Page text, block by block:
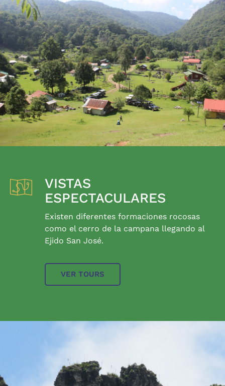
VISTAS
ESPECTACULARES
Existen diferentes formaciones rocosas
como el cerro de la campana llegando al
Ejido San José.
VER TOURS